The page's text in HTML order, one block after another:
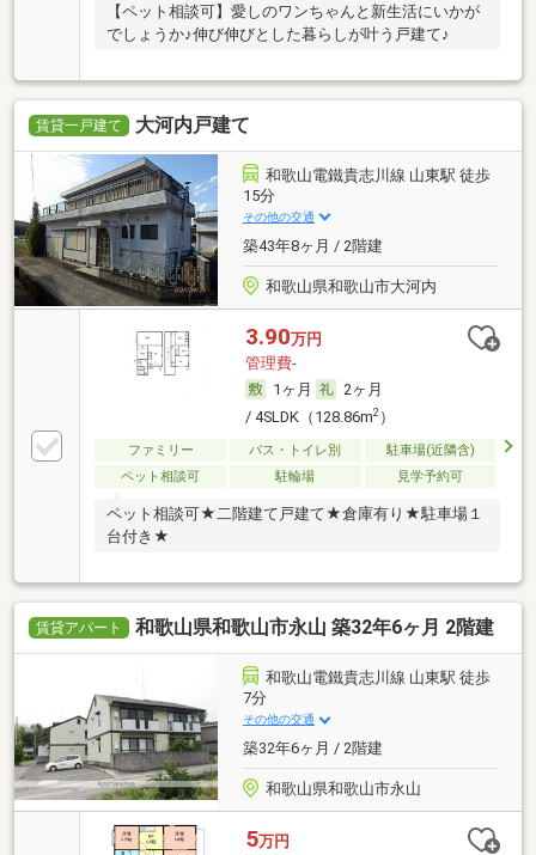
【ペット相談可】愛しのワンちゃんと新生活にいかが
でしょうか♪伸び伸びとした暮らしが叶う戸建て♪
賃貸一戸建て 大河内戸建て
和歌山電鐵貴志川線 山東駅 徒歩
15分
その他の交通
築43年8ヶ月 / 2階建
和歌山県和歌山市大河内
3.90万円
管理費-
1ヶ月
2ヶ月
/ 4SLDK（128.86m2）
ファミリー バス・トイレ別
駐車場(近隣含)
ペット相談可
駐輪場 見学予約可
ペット相談可★二階建て戸建て★倉庫有り★駐車場１
台付き★
賃貸アパート 和歌山県和歌山市永山 築32年6ヶ月 2階建
和歌山電鐵貴志川線 山東駅 徒歩
7分
その他の交通
築32年6ヶ月 / 2階建
和歌山県和歌山市永山
5万円